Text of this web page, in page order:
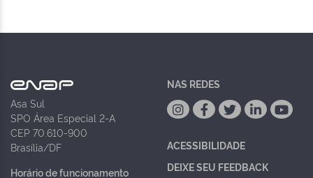
Asa Sul
SPO Área Especial 2-A
CEP 70.610-900
Brasília/DF
Horário de funcionamento
NAS REDES
ACESSIBILIDADE
DEIXE SEU FEEDBACK